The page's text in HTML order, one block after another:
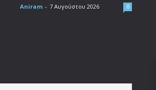
Aniram - 7 Αυγούστου 2026 0